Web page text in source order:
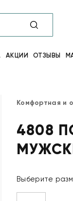
АКЦИИ ОТЗЫВЫ
Комфортная и
4808
Выберите